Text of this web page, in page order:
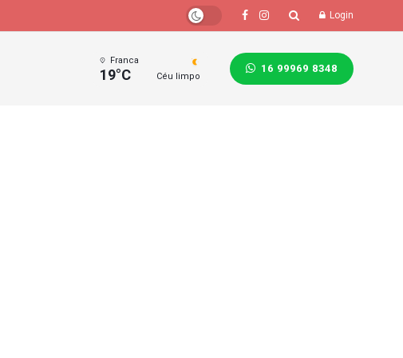
Login
Franca
19°C Céu limpo
16 99969 8348